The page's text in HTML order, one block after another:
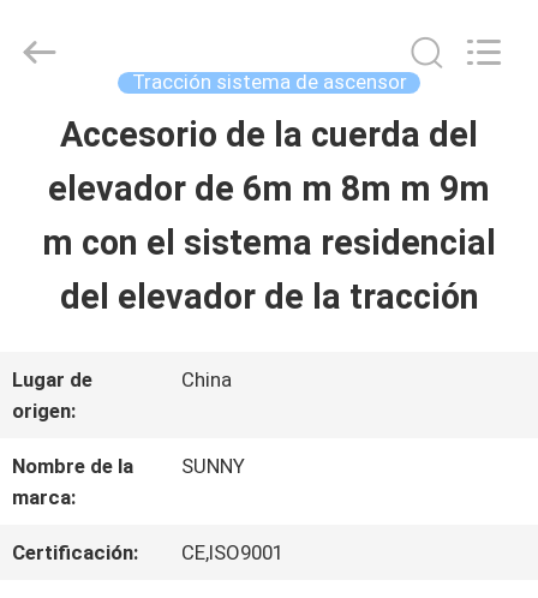
HOGAR
PRODUCTOS
VÍDEOS
SOBRE
NOSOTROS
VIAJE
SHANGHAI
Tracción sistema de ascensor
Accesorio de la cuerda del
elevador de 6m m 8m m 9m
m con el sistema residencial
del elevador de la tracción
Lugar de
origen:
China
Nombre de la
marca:
SUNNY
Certificación: CE,ISO9001